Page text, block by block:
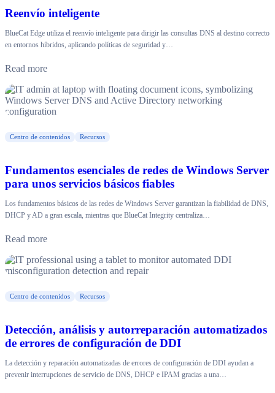
Reenvío inteligente
BlueCat Edge utiliza el reenvío inteligente para dirigir las consultas DNS al destino correcto
en entornos híbridos, aplicando políticas de seguridad y…
Read more
Centro de contenidos Recursos
Fundamentos esenciales de redes de Windows Server
para unos servicios básicos fiables
Los fundamentos básicos de las redes de Windows Server garantizan la fiabilidad de DNS,
DHCP y AD a gran escala, mientras que BlueCat Integrity centraliza…
Read more
Centro de contenidos Recursos
Detección, análisis y autorreparación automatizados
de errores de configuración de DDI
La detección y reparación automatizadas de errores de configuración de DDI ayudan a
prevenir interrupciones de servicio de DNS, DHCP e IPAM gracias a una…